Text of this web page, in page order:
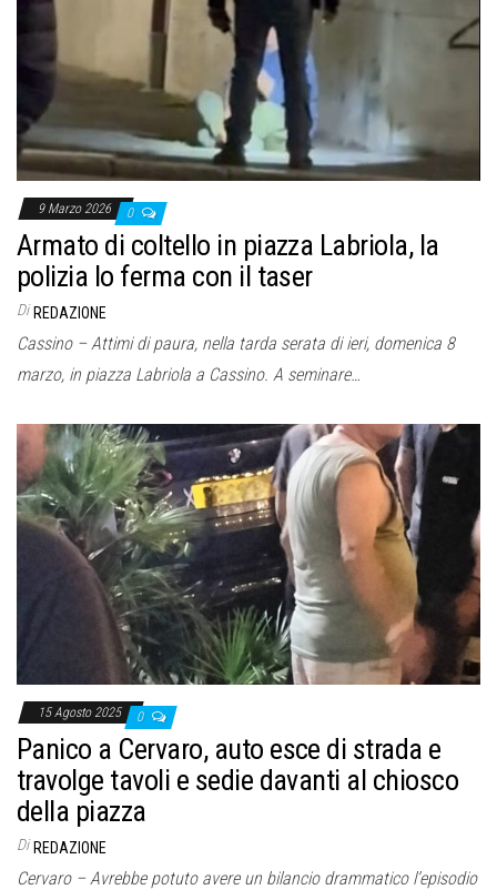
9 Marzo 2026 0
Armato di coltello in piazza Labriola, la
polizia lo ferma con il taser
Di REDAZIONE
Cassino – Attimi di paura, nella tarda serata di ieri, domenica 8
marzo, in piazza Labriola a Cassino. A seminare…
15 Agosto 2025 0
Panico a Cervaro, auto esce di strada e
travolge tavoli e sedie davanti al chiosco
della piazza
Di REDAZIONE
Cervaro – Avrebbe potuto avere un bilancio drammatico l’episodio